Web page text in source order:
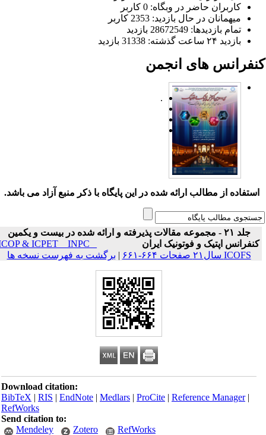
کاربران حاضر در وبگاه: 0 کاربر
میهمانان در حال بازدید: 2353 کاربر
تمام بازدید‌ها: 28672549 بازدید
بازدید ۲۴ ساعت گذشته: 31338 بازدید
های انجمن
.
استفاده از مطالب ارائه شده در این پایگاه با ذکر منبع آزاد می باشد.
جلد ۲۱ - مجموعه مقالات پذیرفته و ارائه شده در بیست و یکمین
کنفرانس اپتیک و فوتونیک ایران
ICOP & ICPET _ INPC _
ICOFS سال۲۱ صفحات ۶۶۴-۶۶۱
| برگشت به فهرست نسخه ها
Download citation:
BibTeX|RIS|EndNote|Medlars|ProCite|Reference Manager
RefWorks
Send citation to:
Mendeley
Zotero RefWorks